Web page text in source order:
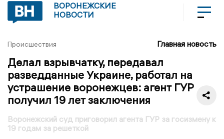
ВОРОНЕЖСКИЕ
НОВОСТИ
Происшествия Главная новость
Делал взрывчатку, передавал
разведданные Украине, работал на
устрашение воронежцев: агент ГУР
получил 19 лет заключения
Воронежский суд приговорил агента ГУР за госизмену к
19 годам за решеткой